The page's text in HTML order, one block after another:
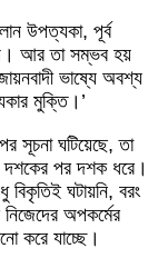
উপত্যকা, পূর্ব
আর তা সম্ভব হয়
ভাষ্যে অবশ্য
মুক্তি।’
সূচনা ঘটিয়েছে, তা
দশকের পর দশক ধরে।
ঘটায়নি, বরং
অপকর্মের
করে যাচ্ছে।